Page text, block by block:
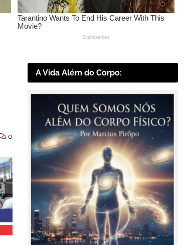
0
A Vida Além do Corpo: